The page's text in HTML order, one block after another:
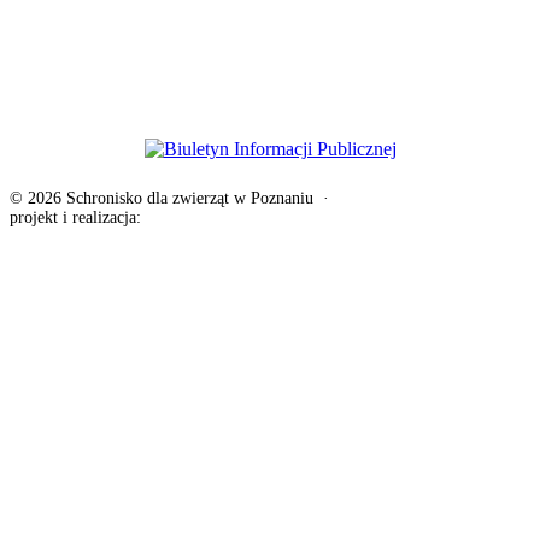
© 2026 Schronisko dla zwierząt w Poznaniu ·
projekt i realizacja: